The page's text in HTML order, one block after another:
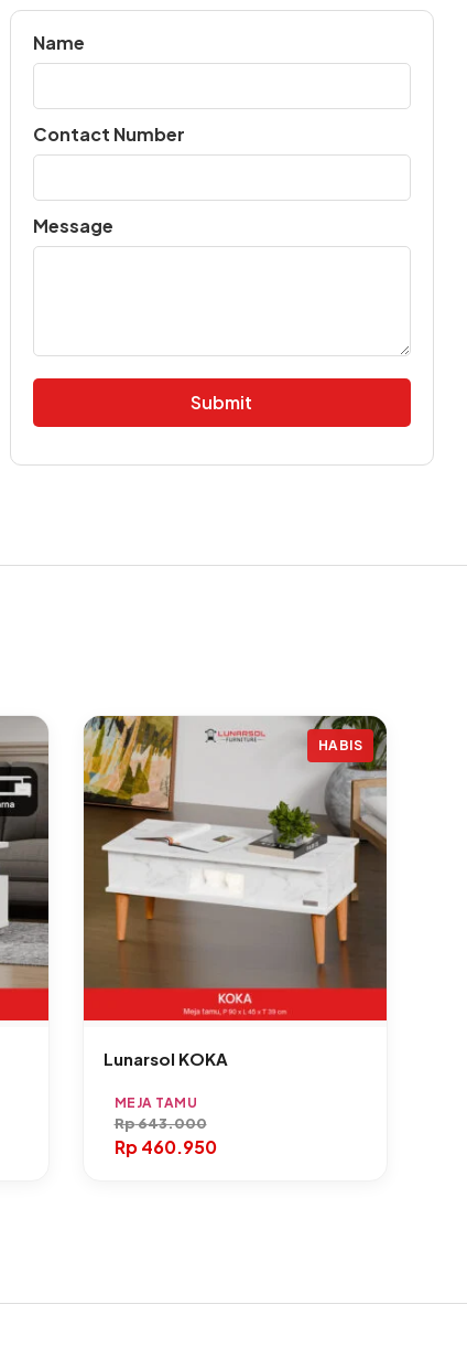
Name
Contact Number
Message
HABIS
Lunarsol KOKA
MEJA TAMU
Rp643.000
Rp460.950